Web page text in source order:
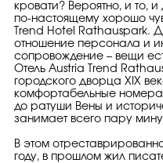
кровати? Вероятно, и то, и
по-настоящему хорошо
Trend Hotel Rathauspark.
отношение персонала и
сопровождение – вещи
Отель Austria Trend
городского дворца XIX
комфортабельные номера
до ратуши Вены и
занимает всего пару
В этом
году, в прошлом жил